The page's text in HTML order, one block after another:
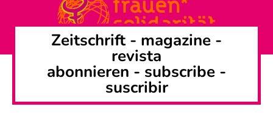
Zeitschrift - magazine -
revista
abonnieren - subscribe -
suscribir